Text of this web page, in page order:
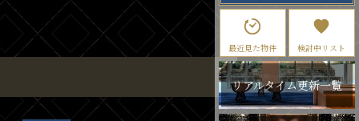
最近見た物件 検討中リスト
リアルタイム更新一覧